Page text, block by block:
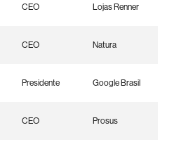
CEO Lojas Renner
CEO Natura
Presidente Google Brasil
CEO Prosus